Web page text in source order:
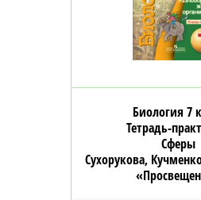
Биология 7
Тетрадь-
Сферы
Сухорукова,